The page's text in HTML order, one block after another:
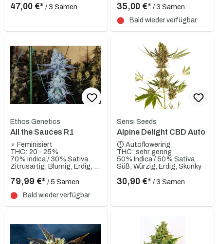
47,00 €* / 3 Samen 35,00 €* / 3 Samen
⬤ Bald wieder verfügbar
Ethos Genetics
All the Sauces R1
♀ Feminisiert
THC: 20 - 25%
70% Indica / 30% Sativa
79,99 €* / 5 Samen
⬤ Bald wieder verfügbar
Sensi Seeds
Alpine Delight CBD Auto
⏱ Autoflowering
THC: sehr gering
50% Indica / 50% Sativa
Süß, Würzig, Erdig, Skunky
30,90 €* / 3 Samen